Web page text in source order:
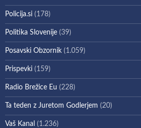
Policija.si (178)
Politika Slovenije (39)
Posavski Obzornik (1.059)
Prispevki (159)
Radio Brežice Eu (228)
Ta teden z Juretom Godlerjem (20)
Vaš Kanal (1.236)